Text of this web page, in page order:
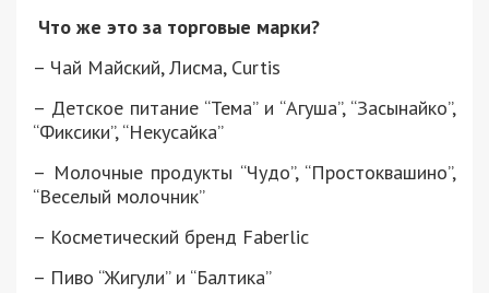
Что же это за торговые марки?
– Чай Майский, Лисма, Curtis
– Детское питание “Тема” и “Агуша”, “Засынайко”,
“Фиксики”, “Некусайка”
– Молочные продукты “Чудо”, “Простоквашино”,
“Веселый молочник”
– Косметический бренд Faberlic
– Пиво “Жигули” и “Балтика”